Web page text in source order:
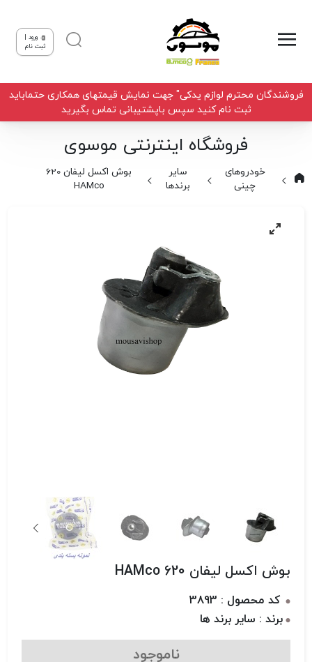
ورود |
ثبت نام
فروشندگان محترم لوازم یدکی" جهت نمایش قیمتهای همکاری حتماباید
ثبت نام کنید سپس باپشتیبانی تماس بگیرید
فروشگاه اینترنتی موسوی
خودروهای
چینی
سایر
برندها
بوش اکسل لیفان 620
HAMco
بوش اکسل لیفان 620 HAMco
کد محصول : 3893
برند : سایر برند ها
ناموجود